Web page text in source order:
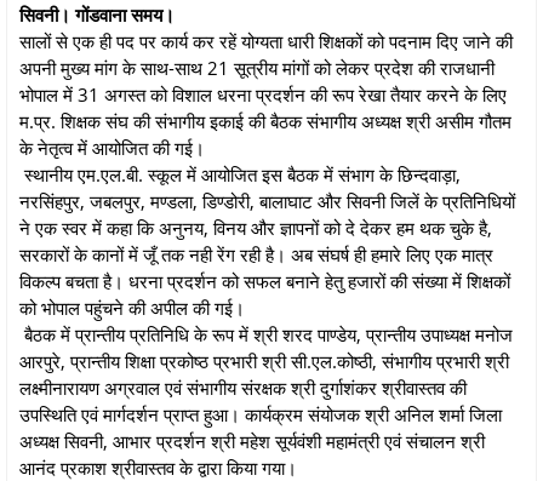
सिवनी। गोंडवाना समय।
सालों से एक ही पद पर कार्य कर रहें योग्यता धारी शिक्षकों को पदनाम दिए जाने की
अपनी मुख्य मांग के साथ-साथ 21 सूत्रीय मांगों को लेकर प्रदेश की राजधानी
भोपाल में 31 अगस्त को विशाल धरना प्रदर्शन की रूप रेखा तैयार करने के लिए
म.प्र. शिक्षक संघ की संभागीय इकाई की बैठक संभागीय अध्यक्ष श्री असीम गौतम
के नेतृत्व में आयोजित की गई।
स्थानीय एम.एल.बी. स्कूल में आयोजित इस बैठक में संभाग के छिन्दवाड़ा,
नरसिंहपुर, जबलपुर, मण्डला, डिण्डोरी, बालाघाट और सिवनी जिलें के प्रतिनिधियों
ने एक स्वर में कहा कि अनुनय, विनय और ज्ञापनों को दे देकर हम थक चुके है,
सरकारों के कानों में जूँ तक नही रेंग रही है। अब संघर्ष ही हमारे लिए एक मात्र
विकल्प बचता है। धरना प्रदर्शन को सफल बनाने हेतु हजारों की संख्या में शिक्षकों
को भोपाल पहुंचने की अपील की गई।
बैठक में प्रान्तीय प्रतिनिधि के रूप में श्री शरद पाण्डेय, प्रान्तीय उपाध्यक्ष मनोज
आरपुरे, प्रान्तीय शिक्षा प्रकोष्ठ प्रभारी श्री सी.एल.कोष्ठी, संभागीय प्रभारी श्री
लक्ष्मीनारायण अग्रवाल एवं संभागीय संरक्षक श्री दुर्गाशंकर श्रीवास्तव की
उपस्थिति एवं मार्गदर्शन प्राप्त हुआ। कार्यक्रम संयोजक श्री अनिल शर्मा जिला
अध्यक्ष सिवनी, आभार प्रदर्शन श्री महेश सूर्यवंशी महामंत्री एवं संचालन श्री
आनंद प्रकाश श्रीवास्तव के द्वारा किया गया।